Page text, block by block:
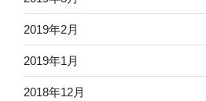
2019年2月
2019年1月
2018年12月